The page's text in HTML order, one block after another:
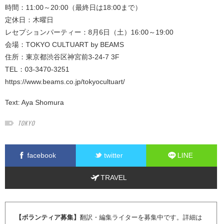
時間：11:00～20:00（最終日は18:00まで）
定休日：木曜日
レセプションパーティー：8月6日（土）16:00～19:00
会場：TOKYO CULTUART by BEAMS
住所：東京都渋谷区神宮前3-24-7 3F
TEL：03-3470-3251
https://www.beams.co.jp/tokyocultuart/
Text: Aya Shomura
TOKYO
facebook twitter LINE
TRAVEL
【ボランティア募集】 翻訳・編集ライターを募集中です。詳細は